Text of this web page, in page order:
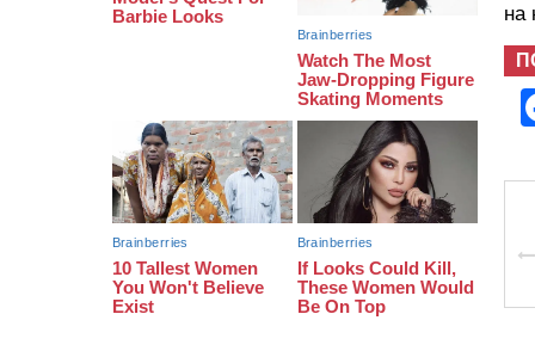
на
закликала до захоплення
“Як сказати дитині, що тато
загинув?”: для вихователів
Черкащини запускають серію
унікальних тренінгів
12:14 На Золотоніщині вже десяту
добу гасять пожежу торфу